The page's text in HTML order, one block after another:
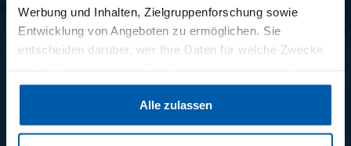
Werbung und Inhalten, Zielgruppenforschung sowie
Entwicklung von Angeboten zu ermöglichen. Sie
entscheiden darüber, wer Ihre Daten für welche Zwecke
Cookie-Erklärung oder durch Klicken auf das Privacy
Trigger Symbol ändern oder widerrufen
Alle zulassen
BUNDESLIGA SAISON 2025/2026